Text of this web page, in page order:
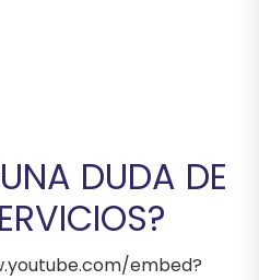
DUDA DE
embed?